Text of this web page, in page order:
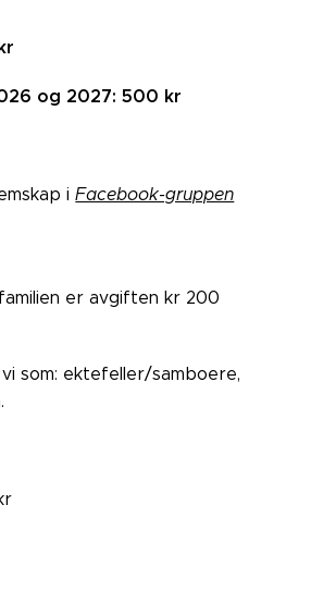
og 2027: 500 kr
iFacebook-gruppen
er avgiften kr 200
som: ektefeller/samboere,